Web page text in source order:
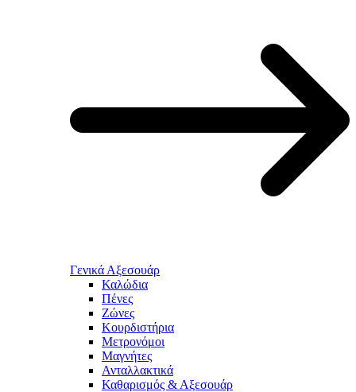
Γενικά Αξεσουάρ
Καλώδια
Πένες
Ζώνες
Κουρδιστήρια
Μετρονόμοι
Μαγνήτες
Ανταλλακτικά
Καθαρισμός & Αξεσουάρ